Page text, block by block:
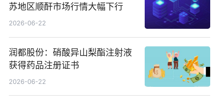
苏地区顺酐市场行情大幅下行
2026-06-22
润都股份：硝酸异山梨酯注射液
获得药品注册证书
2026-06-22